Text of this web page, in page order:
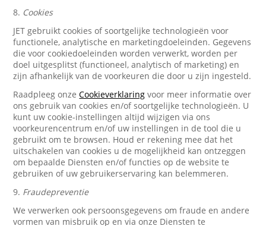
8. Cookies
JET gebruikt cookies of soortgelijke technologieën voor
functionele, analytische en marketingdoeleinden. Gegevens
die voor cookiedoeleinden worden verwerkt, worden per
doel uitgesplitst (functioneel, analytisch of marketing) en
zijn afhankelijk van de voorkeuren die door u zijn ingesteld.
Raadpleeg onzeCookieverklaring voor meer informatie over
ons gebruik van cookies en/of soortgelijke technologieën. U
kunt uw cookie-instellingen altijd wijzigen via ons
voorkeurencentrum en/of uw instellingen in de tool die u
gebruikt om te browsen. Houd er rekening mee dat het
uitschakelen van cookies u de mogelijkheid kan ontzeggen
om bepaalde Diensten en/of functies op de website te
gebruiken of uw gebruikerservaring kan belemmeren.
9. Fraudepreventie
We verwerken ook persoonsgegevens om fraude en andere
vormen van misbruik op en via onze Diensten te